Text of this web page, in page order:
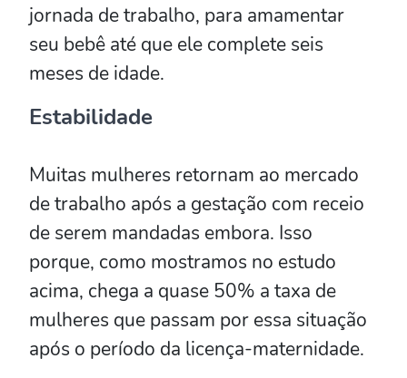
jornada de trabalho, para amamentar
seu bebê até que ele complete seis
meses de idade.
Estabilidade
Muitas mulheres retornam ao mercado
de trabalho após a gestação com receio
de serem mandadas embora. Isso
porque, como mostramos no estudo
acima, chega a quase 50% a taxa de
mulheres que passam por essa situação
após o período da licença-maternidade.